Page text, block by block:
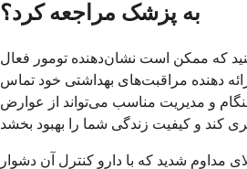
به پزشک مراجعه کرد؟
که ممکن است نشان‌دهنده تومور فعال
دهنده مراقبت‌های بهداشتی خود تماس
و مدیریت مناسب می‌تواند از عوارض
مداوم شدید که با دارو کنترل آن دشوار